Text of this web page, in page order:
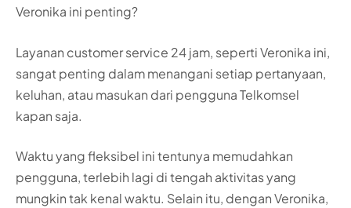
Veronika ini penting?
Layanan customer service 24 jam, seperti Veronika ini,
sangat penting dalam menangani setiap pertanyaan,
keluhan, atau masukan dari pengguna Telkomsel
kapan saja.
Waktu yang fleksibel ini tentunya memudahkan
pengguna, terlebih lagi di tengah aktivitas yang
mungkin tak kenal waktu. Selain itu, dengan Veronika,